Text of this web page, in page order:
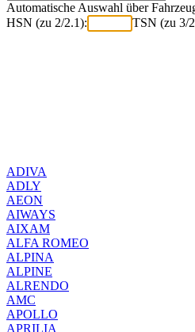
Automatische Auswahl über
HSN (zu 2/2.1):
TSN (zu 3/
ADIVA
ADLY
AEON
AIWAYS
AIXAM
ALFA ROMEO
ALPINA
ALPINE
ALRENDO
AMC
APOLLO
APRILIA